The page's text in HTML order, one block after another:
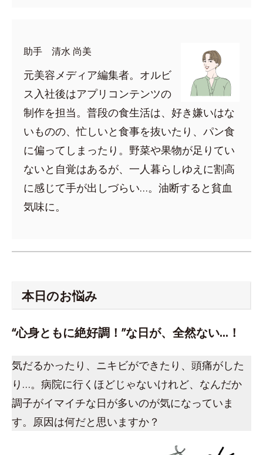
助手 清水 尚美
元美容メディア編集者。オルビ
ス入社後はアプリコンテンツの
制作を担当。普段の食生活は、好き嫌いはな
いものの、忙しいと食事を抜いたり、パン食
に偏ってしまったり。野菜や果物が足りてい
ないと自覚はあるが、一人暮らしゆえに割高
に感じて手が出しづらい…。油断すると貧血
気味に。
本日のお悩み
“心身ともに絶好調！”な日が、全然ない…！
気だるかったり、ニキビができたり、頭痛がした
り…。病院に行くほどじゃないけれど、なんだか
調子がイマイチな日が多いのが気になっていま
す。原因は何だと思いますか？